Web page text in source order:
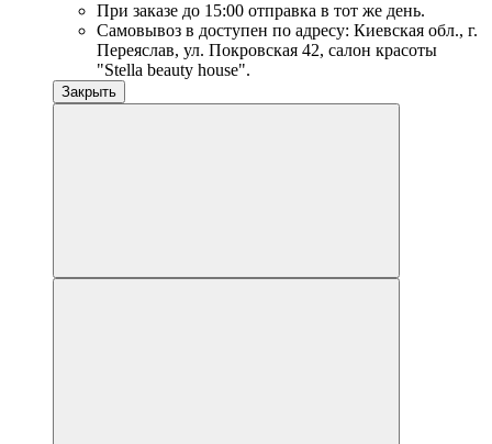
При заказе до 15:00 отправка в тот же день.
Самовывоз в доступен по адресу: Киевская обл., г.
Переяслав, ул. Покровская 42, салон красоты
"Stella beauty house".
Закрыть